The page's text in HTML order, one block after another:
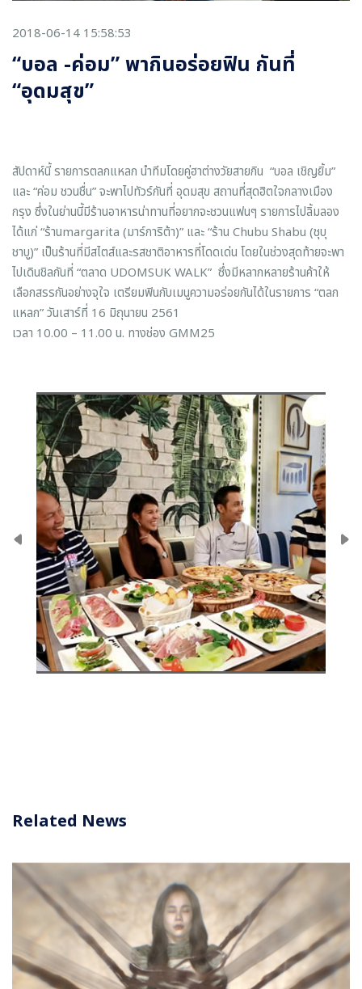
2018-06-14 15:58:53
“บอล -ค่อม” พากินอร่อยฟิน กันที่
“อุดมสุข”
สัปดาห์นี้ รายการตลกแหลก นำทีมโดยคู่ฮาต่างวัยสายกิน “บอล เชิญยิ้ม”
และ “ค่อม ชวนชื่น” จะพาไปทัวร์กันที่ อุดมสุข สถานที่สุดฮิตใจกลางเมือง
กรุง ซึ่งในย่านนี้มีร้านอาหารน่าทานที่อยากจะชวนแฟนๆ รายการไปลิ้มลอง
ได้แก่ “ร้านmargarita (มาร์การิต้า)” และ “ร้าน Chubu Shabu (ชุบุ
ชาบู)” เป็นร้านที่มีสไตส์และรสชาติอาหารที่โดดเด่น โดยในช่วงสุดท้ายจะพา
ไปเดินชิลกันที่ “ตลาด UDOMSUK WALK” ซึ่งมีหลากหลายร้านค้าให้
เลือกสรรกันอย่างจุใจ เตรียมฟินกับเมนูความอร่อยกันได้ในรายการ “ตลก
แหลก” วันเสาร์ที่ 16 มิถุนายน 2561
เวลา 10.00 – 11.00 น. ทางช่อง GMM25
Related News